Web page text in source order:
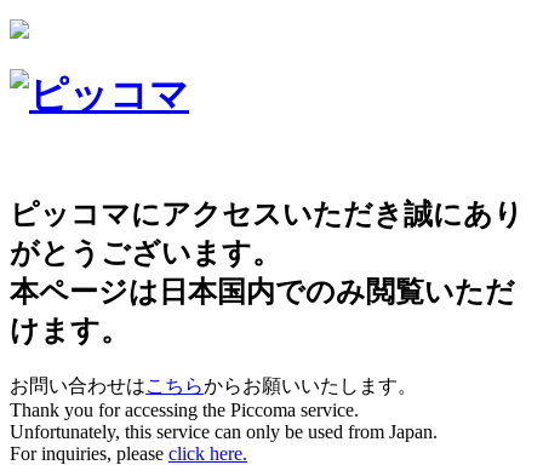
ピッコマにアクセスいただき誠にあり
がとうございます。
本ページは日本国内でのみ閲覧いただ
けます。
お問い合わせはこちらからお願いいたします。
Thank you for accessing the Piccoma service.
Unfortunately, this service can only be used from Japan.
For inquiries, please click here.